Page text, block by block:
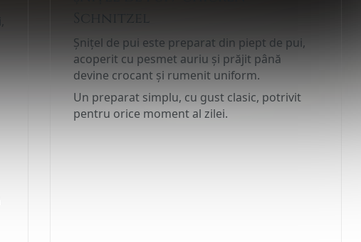
Schnitzel
Șnițel de pui este preparat din piept de pui,
acoperit cu pesmet auriu și prăjit până
devine crocant și rumenit uniform.
Un preparat simplu, cu gust clasic, potrivit
pentru orice moment al zilei.